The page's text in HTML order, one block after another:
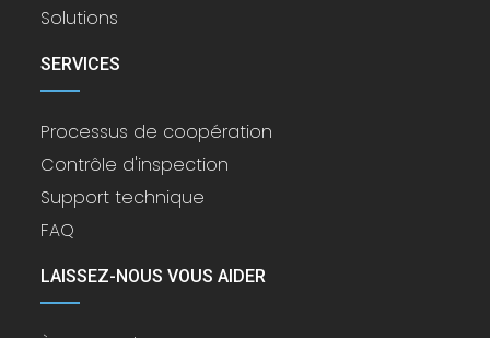
Solutions
SERVICES
Processus de coopération
Contrôle d'inspection
Support technique
FAQ
LAISSEZ-NOUS VOUS AIDER